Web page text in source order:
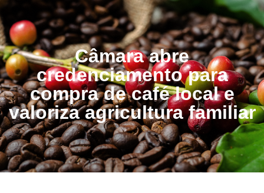
Câmara abre
credenciamento para
compra de café local e
valoriza agricultura familiar